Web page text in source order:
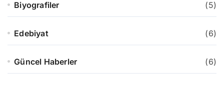
Biyografiler (5)
Edebiyat (6)
Güncel Haberler (6)